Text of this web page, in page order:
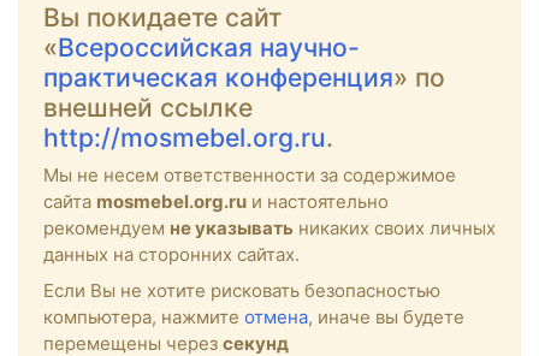
Вы покидаете сайт
«Всероссийская научно-
практическая конференция» по
внешней ссылке
http://mosmebel.org.ru.
Мы не несем ответственности за содержимое
сайта mosmebel.org.ru и настоятельно
рекомендуем не указывать никаких своих личных
данных на сторонних сайтах.
Если Вы не хотите рисковать безопасностью
компьютера, нажмите отмена, иначе вы будете
перемещены через секунд